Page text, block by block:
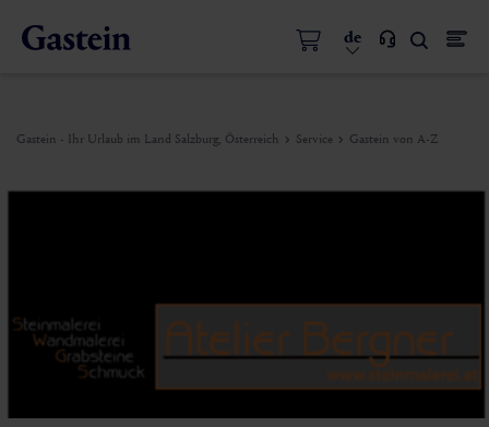
de
Gastein - Ihr Urlaub im Land Salzburg, Österreich Service Gastein von A-Z